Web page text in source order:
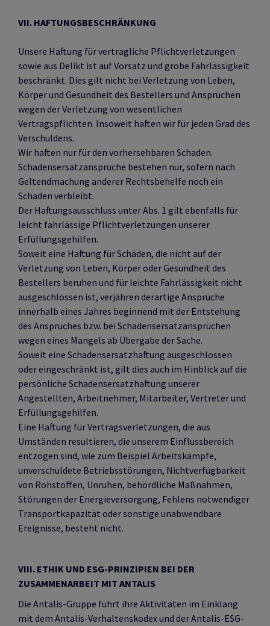
VII. HAFTUNGSBESCHRÄNKUNG
Unsere Haftung für vertragliche Pflichtverletzungen
sowie aus Delikt ist auf Vorsatz und grobe Fahrlässigkeit
beschränkt. Dies gilt nicht bei Verletzung von Leben,
Körper und Gesundheit des Bestellers und Ansprüchen
wegen der Verletzung von wesentlichen
Vertragspflichten. Insoweit haften wir für jeden Grad des
Verschuldens.
Wir haften nur für den vorhersehbaren Schaden.
Schadensersatzansprüche bestehen nur, sofern nach
Geltendmachung anderer Rechtsbehelfe noch ein
Schaden verbleibt.
Der Haftungsausschluss unter Abs. 1 gilt ebenfalls für
leicht fahrlässige Pflichtverletzungen unserer
Erfüllungsgehilfen.
Soweit eine Haftung für Schäden, die nicht auf der
Verletzung von Leben, Körper oder Gesundheit des
Bestellers beruhen und für leichte Fahrlässigkeit nicht
ausgeschlossen ist, verjähren derartige Ansprüche
innerhalb eines Jahres beginnend mit der Entstehung
des Anspruches bzw. bei Schadensersatzansprüchen
wegen eines Mangels ab Übergabe der Sache.
Soweit eine Schadensersatzhaftung ausgeschlossen
oder eingeschränkt ist, gilt dies auch im Hinblick auf die
persönliche Schadensersatzhaftung unserer
Angestellten, Arbeitnehmer, Mitarbeiter, Vertreter und
Erfüllungsgehilfen.
Eine Haftung für Vertragsverletzungen, die aus
Umständen resultieren, die unserem Einflussbereich
entzogen sind, wie zum Beispiel Arbeitskämpfe,
unverschuldete Betriebsstörungen, Nichtverfügbarkeit
von Rohstoffen, Unruhen, behördliche Maßnahmen,
Störungen der Energieversorgung, Fehlens notwendiger
Transportkapazität oder sonstige unabwendbare
Ereignisse, besteht nicht.
VIII. ETHIK UND ESG-PRINZIPIEN BEI DER
ZUSAMMENARBEIT MIT ANTALIS
Die Antalis-Gruppe führt ihre Aktivitäten im Einklang
mit dem Antalis-Verhaltenskodex und der Antalis-ESG-